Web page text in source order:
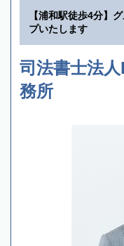
【浦和駅徒歩4分】
プいたします
司法書士法
務所